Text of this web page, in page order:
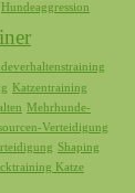
Hundeaggression
Katzentraining
Mehrhunde-
Verteidigung
Shaping
Katze